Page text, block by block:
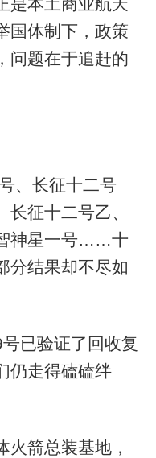
国体制下，政策
问题在于追赶的
、长征十二号
征十二号乙、
神星一号……十
分结果却不尽如
已验证了回收复
仍走得磕磕绊
箭总装基地，